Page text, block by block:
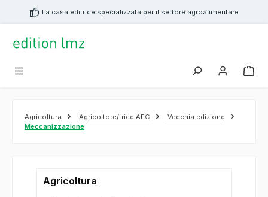
principaleLa casa editrice specializzata per il settore agroalimentare
Agricoltura Agricoltore/trice AFC
Vecchia edizione
Meccanizzazione
Agricoltura